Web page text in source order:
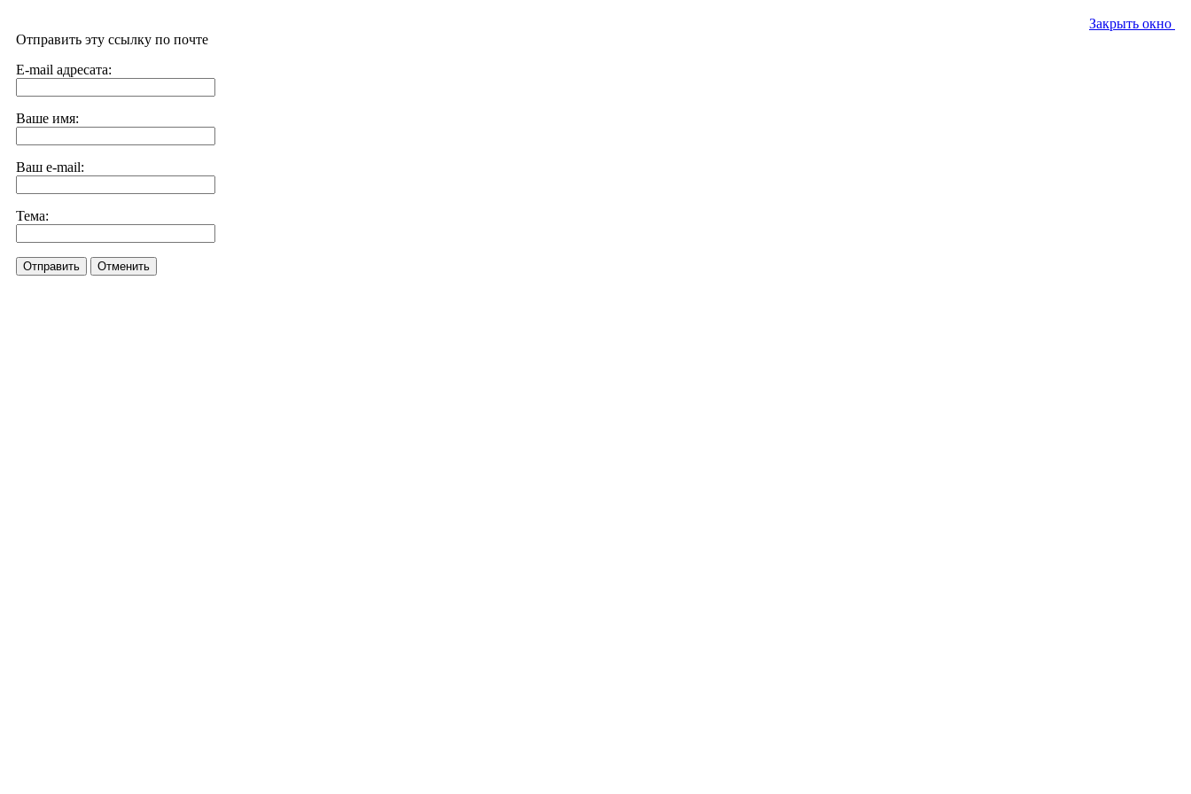
Закрыть окно
Отправить эту ссылку по почте
E-mail адресата:
Ваше имя:
Ваш e-mail:
Тема:
Отправить Отменить